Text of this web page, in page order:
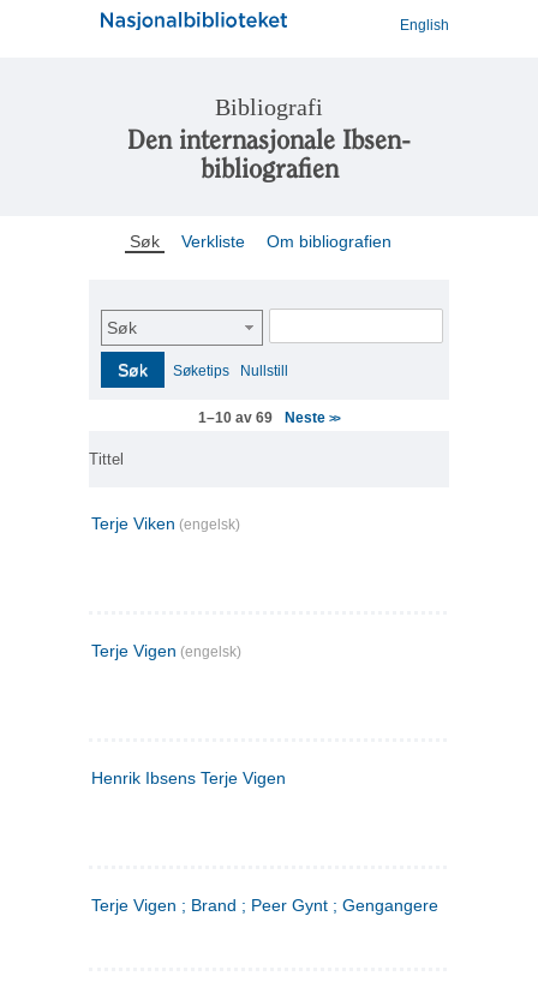
English
Bibliografi
Den internasjonale Ibsen-
bibliografien
Søk Verkliste Om bibliografien
Søk
Søk Søketips Nullstill
1–10 av 69 Neste>>
Tittel
Terje Viken (engelsk)
Terje Vigen (engelsk)
Henrik Ibsens Terje Vigen
Terje Vigen ; Brand ; Peer Gynt ; Gengangere